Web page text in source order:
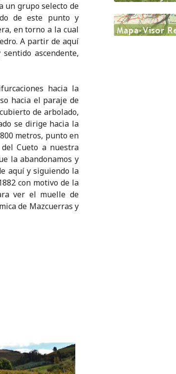
un grupo selecto de
de este punto y
en torno a la cual
A partir de aquí
ascendente,
hacia la
hacia el paraje de
de arbolado,
se dirige hacia la
metros, punto en
Cueto a nuestra
la abandonamos y
aquí y siguiendo la
con motivo de la
ver el muelle de
de Mazcuerras y